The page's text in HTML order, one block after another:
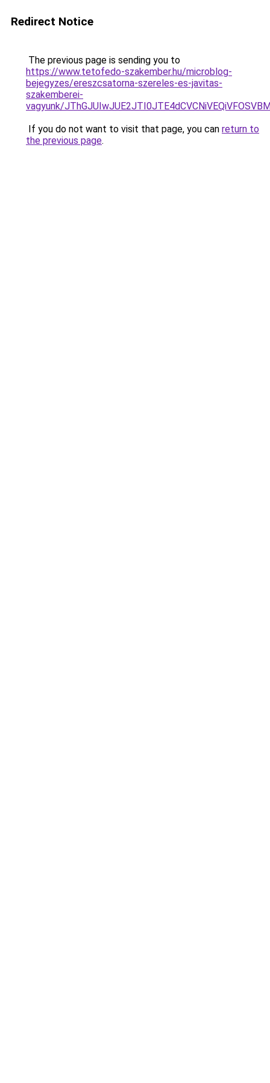
Redirect Notice
The previous page is sending you to
https://www.tetofedo-szakember.hu/microblog-
bejegyzes/ereszcsatorna-szereles-es-javitas-
szakemberei-
vagyunk/
If you do not want to visit that page, you can return to
the previous page.